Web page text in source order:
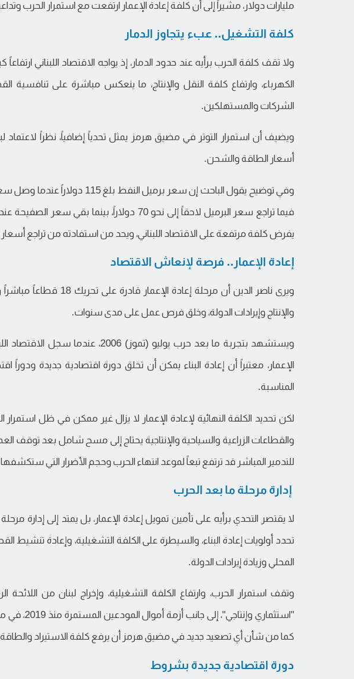
مليارات دولار، مشيراً إلى أن كلفة إعادة الإعمار ارتفعت مع استمرار الحرب
كلفة التشغيل.. عبء يتجاوز الدمار
ولا تقف كلفة الحرب برأيه عند حدود الدمار، إذ يواجه الاقتصاد اللبناني
الكهرباء، وارتفاع كلفة النقل والإنتاج، ما ينعكس مباشرة على تنافسية
الشركات والمستهلكين.
ويضيف أن استمرار التوتر في مضيق هرمز يمثل تحدياً إضافياً، نظراً لاعتماد
أسعار الطاقة والشحن.
يفرض كلفة مرتفعة على الاقتصاد اللبناني، ويحد من استفادته من تراجع أسعار
إعادة الإعمار.. فرصة لإنعاش الاقتصاد
والإنتاج وإيرادات الدولة، وخلق فرص عمل على مدى سنوات.
الإعمار، معتبراً أن إعادة البناء يمكن أن تخلق دورة اقتصادية جديدة ودوراً
المناسبة.
لكن تحديد الكلفة النهائية لإعادة الإعمار لا يزال غير ممكن في ظل استمرار
والقطاعات الزراعية والسياحية والإنتاجية يحتاج إلى مسح شامل بعد توقف
للتدمير المباشر قد ترتفع تبعاً لموعد انتهاء الحرب وحجم الأضرار التي
إدارة مرحلة ما بعد الحرب
لا يقتصر التحدي برأيه على تأمين تمويل إعادة الإعمار، بل يمتد إلى إدارة
تحدد أولويات إعادة البناء، والسيطرة على الكلفة التشغيلية، وإعادة تنشيط
المحلي وزيادة إيرادات الدولة.
وتقف استمرار الحرب، وارتفاع الكلفة التشغيلية، وإخراج لبنان من
"استثماري
كما من شأن أي تصعيد جديد في مضيق هرمز أن يرفع كلفة الاستيراد والطاقة
دورة اقتصادية جديدة بشروط